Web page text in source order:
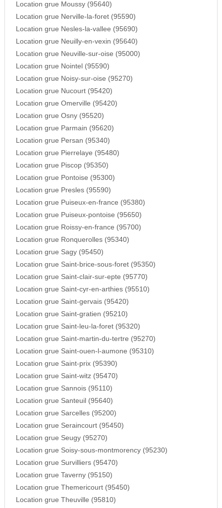
Location grue Moussy (95640)
Location grue Nerville-la-foret (95590)
Location grue Nesles-la-vallee (95690)
Location grue Neuilly-en-vexin (95640)
Location grue Neuville-sur-oise (95000)
Location grue Nointel (95590)
Location grue Noisy-sur-oise (95270)
Location grue Nucourt (95420)
Location grue Omerville (95420)
Location grue Osny (95520)
Location grue Parmain (95620)
Location grue Persan (95340)
Location grue Pierrelaye (95480)
Location grue Piscop (95350)
Location grue Pontoise (95300)
Location grue Presles (95590)
Location grue Puiseux-en-france (95380)
Location grue Puiseux-pontoise (95650)
Location grue Roissy-en-france (95700)
Location grue Ronquerolles (95340)
Location grue Sagy (95450)
Location grue Saint-brice-sous-foret (95350)
Location grue Saint-clair-sur-epte (95770)
Location grue Saint-cyr-en-arthies (95510)
Location grue Saint-gervais (95420)
Location grue Saint-gratien (95210)
Location grue Saint-leu-la-foret (95320)
Location grue Saint-martin-du-tertre (95270)
Location grue Saint-ouen-l-aumone (95310)
Location grue Saint-prix (95390)
Location grue Saint-witz (95470)
Location grue Sannois (95110)
Location grue Santeuil (95640)
Location grue Sarcelles (95200)
Location grue Seraincourt (95450)
Location grue Seugy (95270)
Location grue Soisy-sous-montmorency (95230)
Location grue Survilliers (95470)
Location grue Taverny (95150)
Location grue Themericourt (95450)
Location grue Theuville (95810)